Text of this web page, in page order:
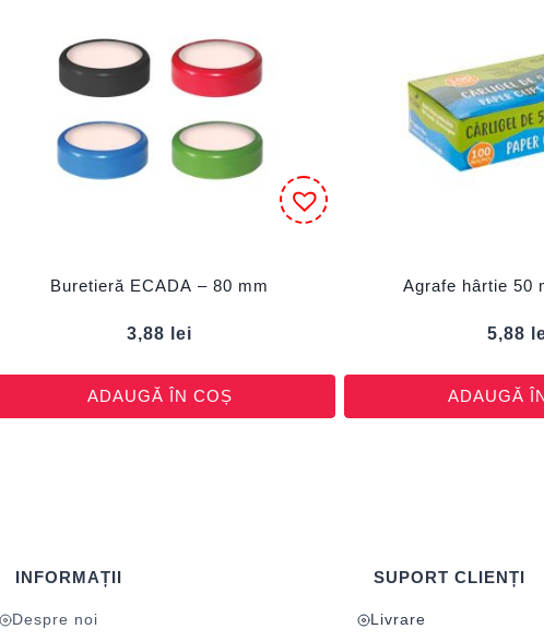
Buretieră ECADA – 80 mm
3,88 lei
ADAUGĂ ÎN COȘ
Agrafe hârtie 50
5,88
ADAUGĂ
INFORMAȚII
Despre noi
SUPORT CLIENȚI
Livrare